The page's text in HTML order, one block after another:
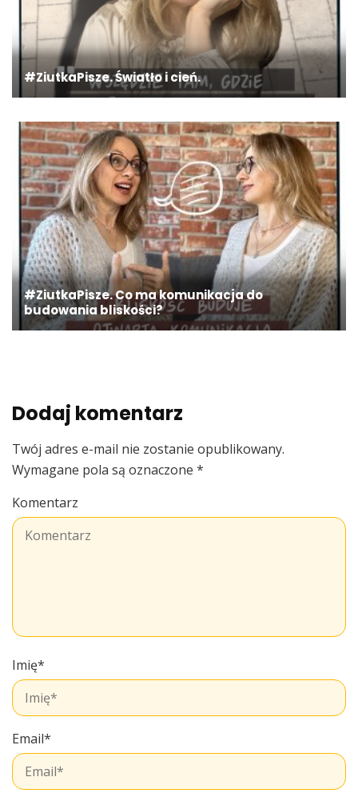
#ZiutkaPisze. Światło i cień.
#ZiutkaPisze. Co ma komunikacja do
budowania bliskości?
Dodaj komentarz
Twój adres e-mail nie zostanie opublikowany.
Wymagane pola są oznaczone *
Komentarz
Imię*
Email*